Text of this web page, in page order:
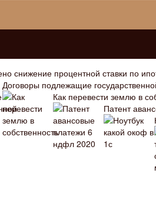
снижение процентной ставки по
Договоры подлежащие
Как перевести землю в
Патент